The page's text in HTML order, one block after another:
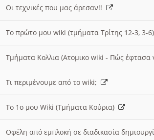
Οι τεχνικές που μας άρεσαν!!
Το πρώτο μου wiki (τμήματα Τρίτης 12-3, 3-
Τμήματα Κολλια (Ατομικο wiki - Πώς
Τι περιμένουμε από το wiki;
Το 1ο μου Wiki (Τμήματα Κούρια)
Οφέλη από εμπλοκή σε διαδικασία